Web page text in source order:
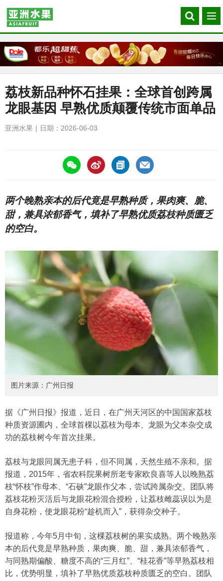
Search
our
菜
单
荔枝新品种怀石挂果：全球首创跨属
龙眼基因 早熟优质颠覆传统市面单品
亚洲水果 日期：2026-06-03
https://asiafruitchina.net/32107.html
两个晚熟亲本的后代竟是早熟种质，果肉爽、脆、
甜，兼具浓郁香气，填补了早熟优质荔枝种质匮乏
的空白。
图片来源：广州日报
据《广州日报》报道，近日，在广州天河区的中国国家荔枝
种质资源圃内，全球首棵以荔枝为母本、龙眼为父本杂交成
功的荔枝树今年首次挂果。
荔枝与龙眼同属无患子科，但不同属，天然生殖不亲和。据
报道，2015年，省农科院果树所老专家欧良喜等人以晚熟荔
枝“怀枝”作母本、“石硖”龙眼作父本，尝试跨属杂交。团队将
荔枝花粉灭活后与龙眼花粉混合授粉，让荔枝雌蕊误以为是
自身花粉，使龙眼花粉“趁机而入”，获得杂交种子。
报道称，今年5月中旬，这棵荔枝树的果实成熟。两个晚熟亲
本的后代竟是早熟种质，果肉爽、脆、甜，兼具浓郁香气，
与同熟期偏酸、糖度不高的“三月红”、“桂花香”等早熟荔枝相
比，优势明显，填补了早熟优质荔枝种质匮乏的空白。团队